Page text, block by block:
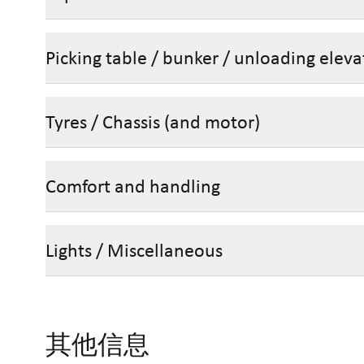
Picking table / bunker / unloading
Tyres / Chassis (and motor)
Comfort and handling
Lights / Miscellaneous
其他信息